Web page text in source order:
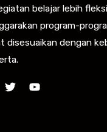
belajar lebih
program-
disesuaikan dengan